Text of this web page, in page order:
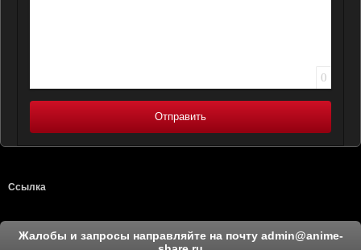
0
Отправить
Ссылка
Жалобы и запросы направляйте на почту admin@anime-